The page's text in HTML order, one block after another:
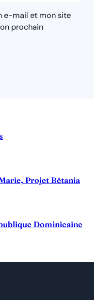
e-mail et mon site
prochain
Projet Bêtania
Dominicaine